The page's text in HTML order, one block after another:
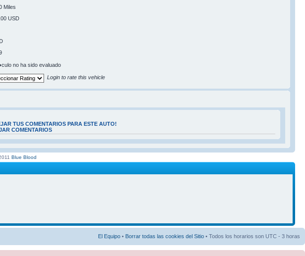
Miles
USD
no ha sido evaluado
Login to rate this vehicle
TUS COMENTARIOS PARA ESTE AUTO!
COMENTARIOS
Blue Blood
El Equipo • Borrar todas las cookies del Sitio • Todos los horarios son UTC - 3 horas